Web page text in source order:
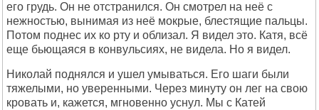
его грудь. Он не отстранился. Он смотрел на неё с
нежностью, вынимая из неё мокрые, блестящие пальцы.
Потом поднес их ко рту и облизал. Я видел это. Катя, всё
еще бьющаяся в конвульсиях, не видела. Но я видел.
Николай поднялся и ушел умываться. Его шаги были
тяжелыми, но уверенными. Через минуту он лег на свою
кровать и, кажется, мгновенно уснул. Мы с Катей